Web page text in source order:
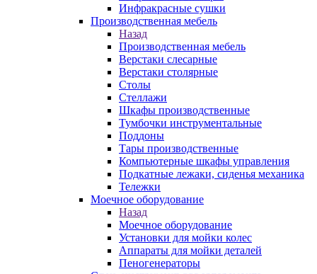
Инфракрасные сушки
Производственная мебель
Назад
Производственная мебель
Верстаки слесарные
Верстаки столярные
Столы
Стеллажи
Шкафы производственные
Тумбочки инструментальные
Поддоны
Тары производственные
Компьютерные шкафы управления
Подкатные лежаки, сиденья механика
Тележки
Моечное оборудование
Назад
Моечное оборудование
Установки для мойки колес
Аппараты для мойки деталей
Пеногенераторы